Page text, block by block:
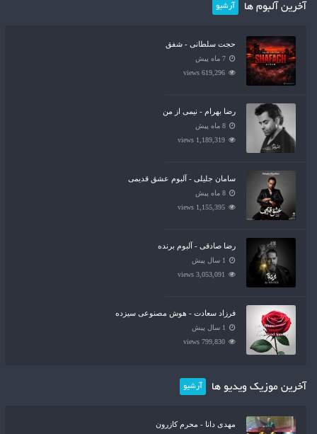
آخرین آلبوم ها آرشیو
حجت سلطانی - شفق
7 ماه پیش
619,296 views
رضا بهرام - نیمی از من
8 ماه پیش
1,189,319 views
سامان جلیلی - آلبوم عشق قدیمی
8 ماه پیش
1,155,395 views
رضا صادقی - آلبوم برنده
1 سال پیش
3,053,091 views
فرزاد سعادت - هوش مصنوعی سیزده
1 سال پیش
799,830 views
آخرین موزیک ویدیو ها آرشیو
مهدی دانا - محرم کازرون